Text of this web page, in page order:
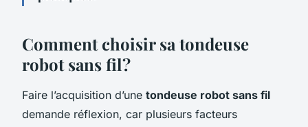
Comment choisir sa tondeuse
robot sans fil ?
Faire l’acquisition d’une tondeuse robot sans fil
demande réflexion, car plusieurs facteurs